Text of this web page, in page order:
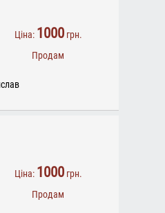
Ціна: 1000грн.
Продам
Ціна: 1000грн.
Продам